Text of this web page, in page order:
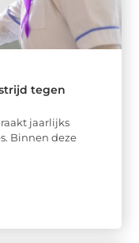
tegen
jaarlijks
Binnen deze